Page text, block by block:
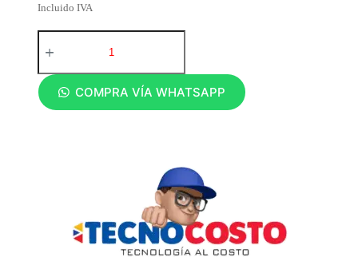
Incluido IVA
COMPRA VÍA WHATSAPP